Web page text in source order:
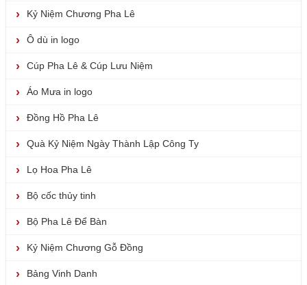
Kỷ Niệm Chương Pha Lê
Ô dù in logo
Cúp Pha Lê & Cúp Lưu Niệm
Áo Mưa in logo
Đồng Hồ Pha Lê
Quà Kỷ Niệm Ngày Thành Lập Công Ty
Lọ Hoa Pha Lê
Bộ cốc thủy tinh
Bộ Pha Lê Để Bàn
Kỷ Niệm Chương Gỗ Đồng
Bảng Vinh Danh